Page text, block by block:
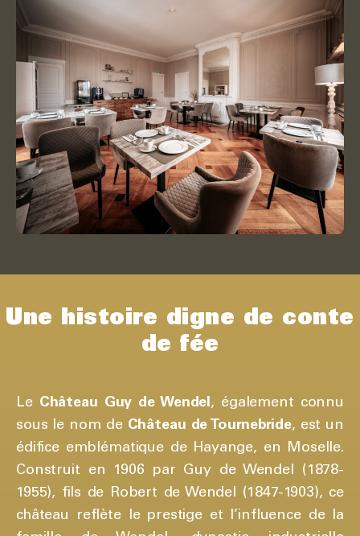
Une histoire digne de conte
de fée
Le Château Guy de Wendel, également connu
sous le nom de Château de Tournebride, est un
édifice emblématique de Hayange, en Moselle.
Construit en 1906 par Guy de Wendel (1878-
1955), fils de Robert de Wendel (1847-1903), ce
château reflète le prestige et l’influence de la